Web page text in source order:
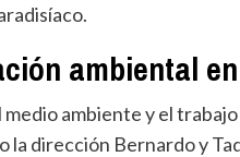
ambiental
ambiente y el
la dirección Bernardo y